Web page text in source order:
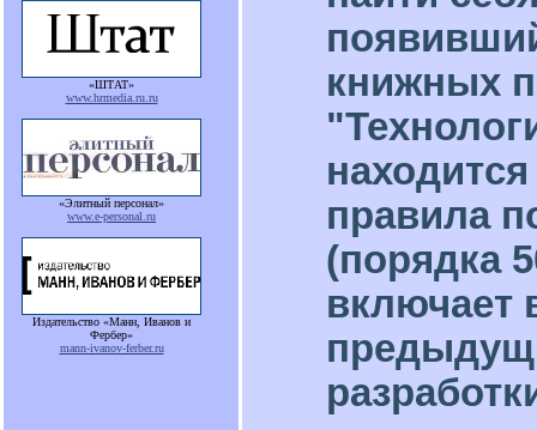
«ШТАТ»
www.hrmedia.ru.ru
«Элитный персонал»
www.e-personal.ru
Издательство «Манн, Иванов и
Фербер»
mann-ivanov-ferber.ru
книжных
правила
(порядка
включает